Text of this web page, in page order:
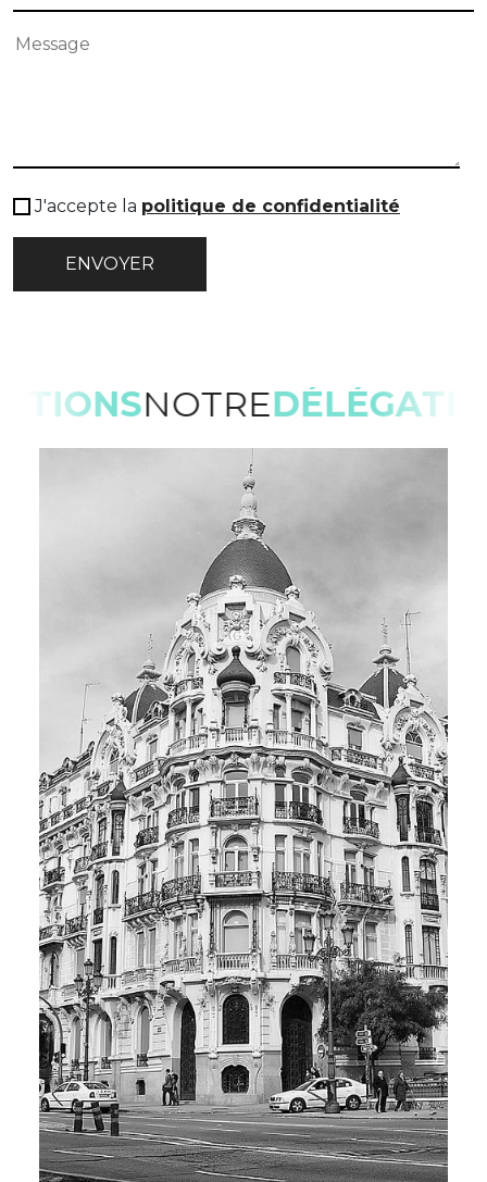
J'accepte la politique de confidentialité
NOTRE